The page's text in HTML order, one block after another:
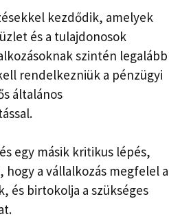
kezdődik, amelyek
és a tulajdonosok
szintén legalább
rendelkezniük a pénzügyi
általános
egy másik kritikus lépés,
hogy a vállalkozás megfelel a
és birtokolja a szükséges